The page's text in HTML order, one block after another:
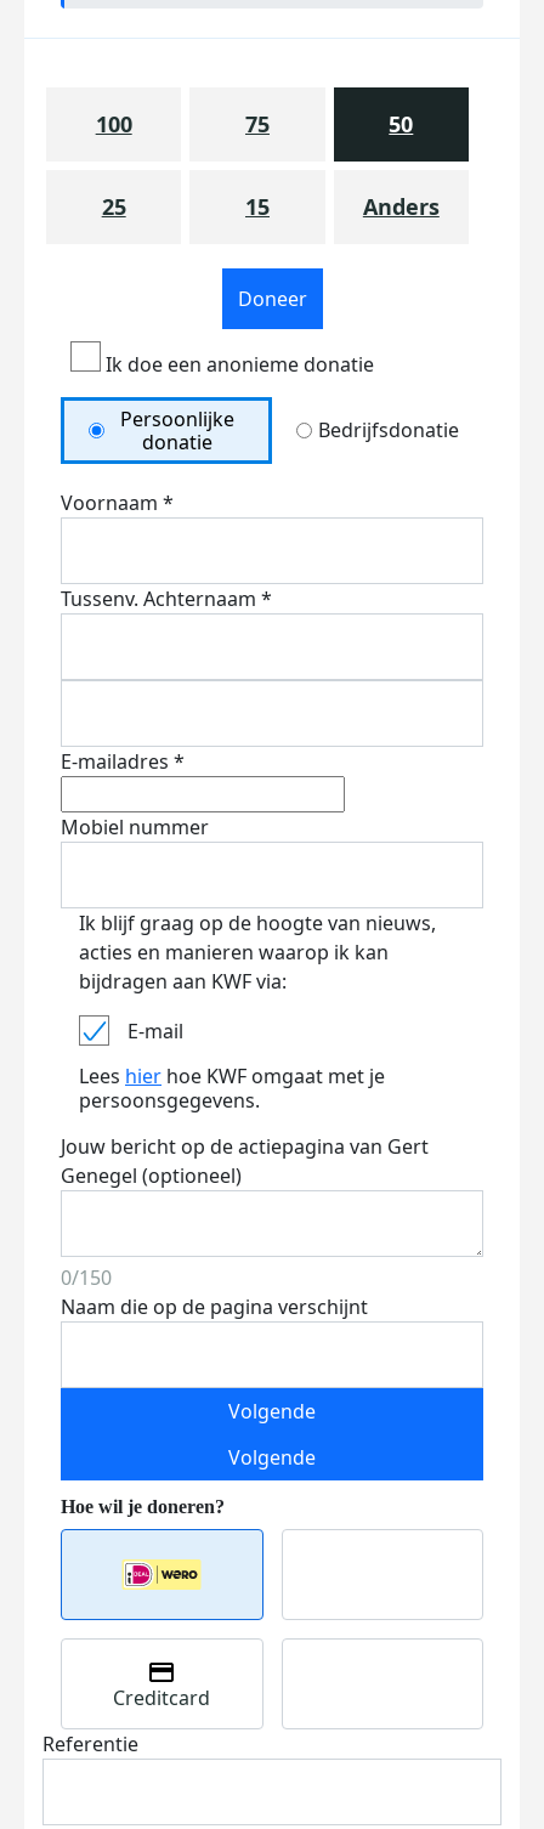
100 75 50
25 15 Anders
Doneer
Ik doe een anonieme donatie
Persoonlijke
donatie
Bedrijfsdonatie
Voornaam *
Tussenv. Achternaam *
E-mailadres *
Mobiel nummer
Ik blijf graag op de hoogte van nieuws,
acties en manieren waarop ik kan
bijdragen aan KWF via:
E-mail
Lees hier hoe KWF omgaat met je
persoonsgegevens.
Jouw bericht op de actiepagina van Gert
Genegel (optioneel)
0/150
Naam die op de pagina verschijnt
Volgende
Volgende
Creditcard
Referentie